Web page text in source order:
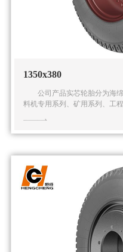
1350x380
公司产品实芯轮胎分为海绵
料机专用系列、矿用系列、工